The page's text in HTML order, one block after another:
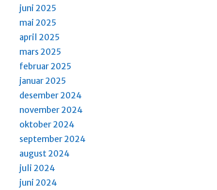
juni 2025
mai 2025
april 2025
mars 2025
februar 2025
januar 2025
desember 2024
november 2024
oktober 2024
september 2024
august 2024
juli 2024
juni 2024